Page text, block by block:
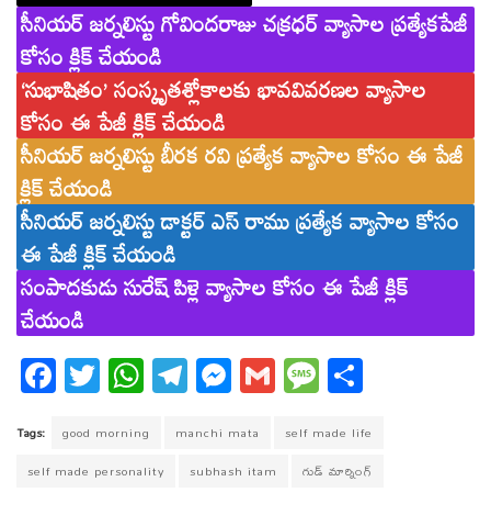
సీనియర్ జర్నలిస్టు గోవిందరాజు చక్రధర్ వ్యాసాల ప్రత్యేకపేజీ
కోసం క్లిక్ చేయండి
‘సుభాషితం’ సంస్కృతశ్లోకాలకు భావవివరణల వ్యాసాల
కోసం ఈ పేజీ క్లిక్ చేయండి
సీనియర్ జర్నలిస్టు బీరక రవి ప్రత్యేక వ్యాసాల కోసం ఈ పేజీ
క్లిక్ చేయండి
సీనియర్ జర్నలిస్టు డాక్టర్ ఎస్ రాము ప్రత్యేక వ్యాసాల కోసం
ఈ పేజీ క్లిక్ చేయండి
సంపాదకుడు సురేష్ పిళ్లె వ్యాసాల కోసం ఈ పేజీ క్లిక్
చేయండి
Fa
ce
bo
ok
T
wi
tt
er
W
ha
ts
A
T
el
eg
ra
M
es
se
ng
G
m
ail
M
es
sa
ge
re
Tags: good morning manchi mata
self made life
self made personality
subhash itam గుడ్ మార్నింగ్